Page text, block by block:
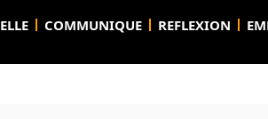
ELLE COMMUNIQUE REFLEXION